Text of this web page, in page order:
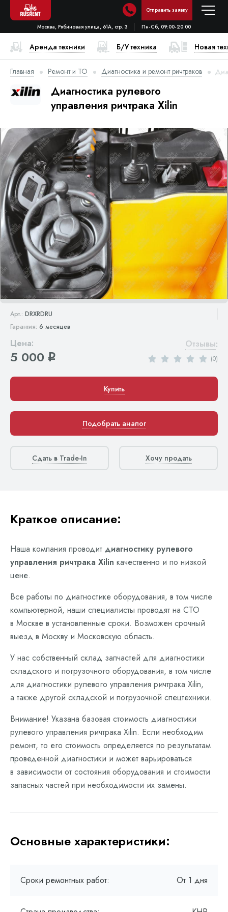
Отправить заявку
Москва, Рябиновая улица, 61А, стр. 3 Пн-Сб, 09:00-20:00
Аренда техники Б/У техника Новая
Главная Ремонт и ТО Диагностика и ремонт ричтраков
Диагностика рулевого
управления ричтрака Xilin
Арт.: DRXRDRU
Гарантия: 6 месяцев
Цена:
5 000 q
Отзывы:
(0)
Купить
Подобрать аналог
Сдать в Trade-In Хочу продать
Краткое описание:
Наша компания проводит диагностику рулевого
управления ричтрака Xilin качественно и по низкой
цене.
Все работы по диагностике оборудования, в том числе
компьютерной, наши специалисты проводят на СТО
в Москве в установленные сроки. Возможен срочный
выезд в Москву и Московскую область.
У нас собственный склад запчастей для диагностики
складского и погрузочного оборудования, в том числе
для диагностики рулевого управления ричтрака Xilin,
а также другой складской и погрузочной спецтехники.
Внимание! Указана базовая стоимость диагностики
рулевого управления ричтрака Xilin. Если необходим
ремонт, то его стоимость определяется по результатам
проведенной диагностики и может варьироваться
в зависимости от состояния оборудования и стоимости
запасных частей при необходимости их замены.
Основные характеристики:
Сроки ремонтных работ: От 1 дня